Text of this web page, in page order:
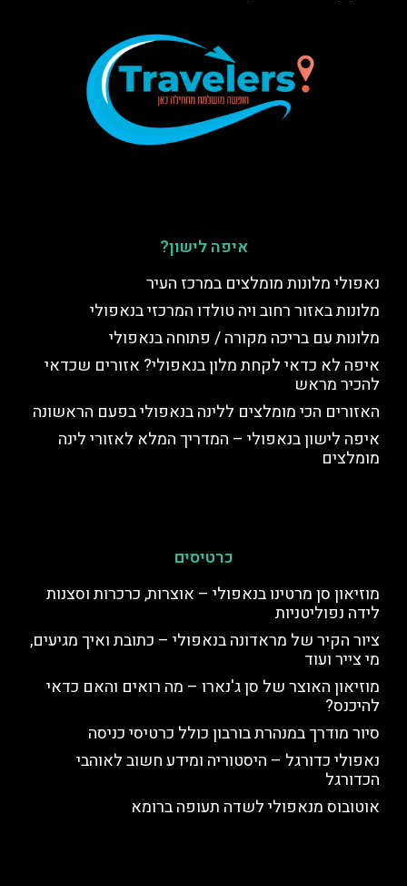
איפה לישון?
נאפולי מלונות מומלצים במרכז העיר
מלונות באזור רחוב ויה טולדו המרכזי בנאפולי
מלונות עם בריכה מקורה / פתוחה בנאפולי
איפה לא כדאי לקחת מלון בנאפולי? אזורים שכדאי
להכיר מראש
האזורים הכי מומלצים ללינה בנאפולי בפעם הראשונה
איפה לישון בנאפולי – המדריך המלא לאזורי לינה
מומלצים
כרטיסים
מוזיאון סן מרטינו בנאפולי – אוצרות, כרכרות וסצנות
לידה נפוליטניות
ציור הקיר של מראדונה בנאפולי – כתובת ואיך מגיעים,
מי צייר ועוד
מוזיאון האוצר של סן ג'נארו – מה רואים והאם כדאי
להיכנס?
סיור מודרך במנהרת בורבון כולל כרטיסי כניסה
נאפולי כדורגל – היסטוריה ומידע חשוב לאוהבי
הכדורגל
אוטובוס מנאפולי לשדה תעופה ברומא